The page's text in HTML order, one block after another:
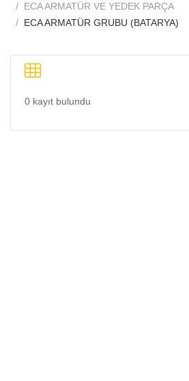
ECA ARMATÜR VE YEDEK PARÇA
ECA ARMATÜR GRUBU (BATARYA)
0 kayıt bulundu